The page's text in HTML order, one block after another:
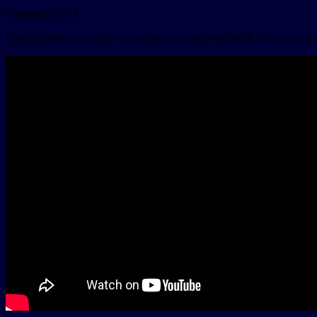
9 февраля 2021
Ковид пошел на спад: это видно и по количеству КТ, и по его